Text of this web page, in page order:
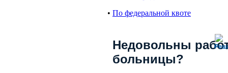
• По федеральной квоте
Недовольны
больницы?